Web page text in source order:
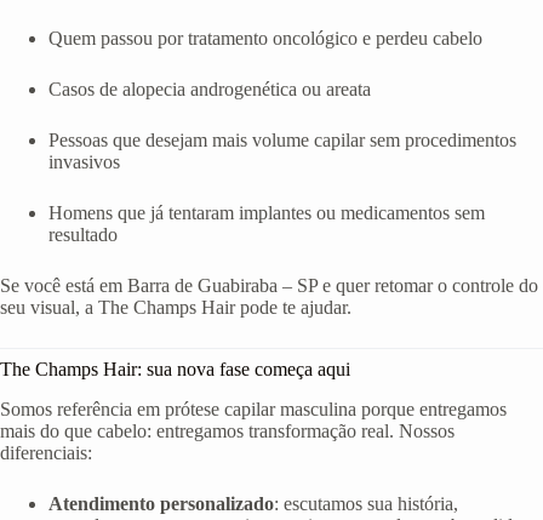
Quem passou por tratamento oncológico e perdeu cabelo
Casos de alopecia androgenética ou areata
Pessoas que desejam mais volume capilar sem procedimentos
invasivos
Homens que já tentaram implantes ou medicamentos sem
resultado
Se você está em Barra de Guabiraba – SP e quer retomar o controle do
seu visual, a The Champs Hair pode te ajudar.
The Champs Hair: sua nova fase começa aqui
Somos referência em prótese capilar masculina porque entregamos
mais do que cabelo: entregamos transformação real. Nossos
diferenciais:
Atendimento personalizado: escutamos sua história,